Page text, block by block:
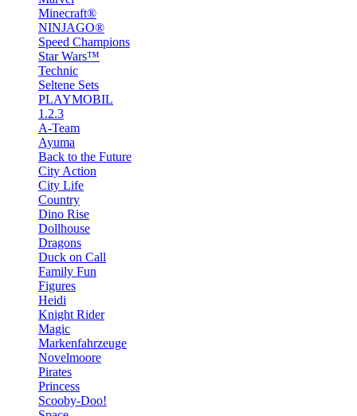
Minecraft®
NINJAGO®
Speed Champions
Star Wars™
Technic
Seltene Sets
PLAYMOBIL
1.2.3
A-Team
Ayuma
Back to the Future
City Action
City Life
Country
Dino Rise
Dollhouse
Dragons
Duck on Call
Family Fun
Figures
Heidi
Knight Rider
Magic
Markenfahrzeuge
Novelmoore
Pirates
Princess
Scooby-Doo!